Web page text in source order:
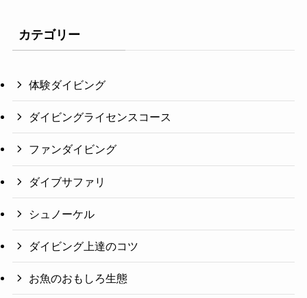
カテゴリー
体験ダイビング
ダイビングライセンスコース
ファンダイビング
ダイブサファリ
シュノーケル
ダイビング上達のコツ
お魚のおもしろ生態